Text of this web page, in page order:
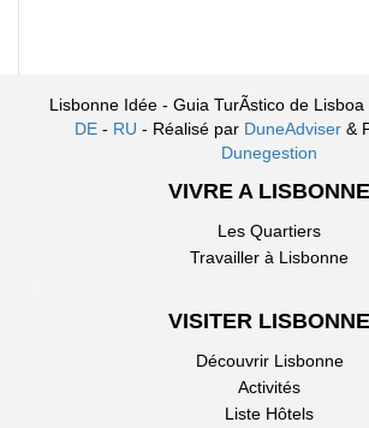
Lisbonne Idée - Guia TurÃ­stico de Lisboa
DE- RU - Réalisé par DuneAdviser &
Dunegestion
VIVRE A LISBONNE
Les Quartiers
Travailler à Lisbonne
VISITER LISBONNE
Découvrir Lisbonne
Activités
Liste Hôtels